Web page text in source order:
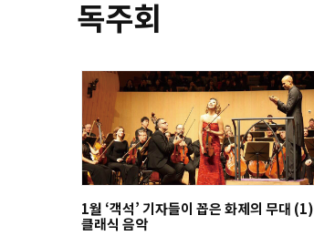
독주회
1월 ‘객석’ 기자들이 꼽은 화제의 무대 (1)
클래식 음악